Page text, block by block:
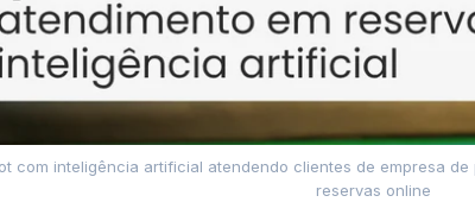
com inteligência artificial atendendo clientes de empresa
reservas online